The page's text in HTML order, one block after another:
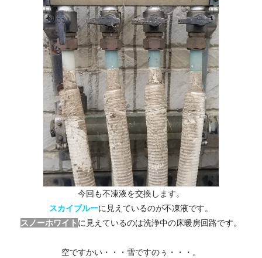
今回も不凍液を交換します。
スカイブルーに見えているのが不凍液です。
スノーホワイト に見えているのは洗浄中の床暖房回路です。
空ですかい・・・雪ですのぅ・・・。